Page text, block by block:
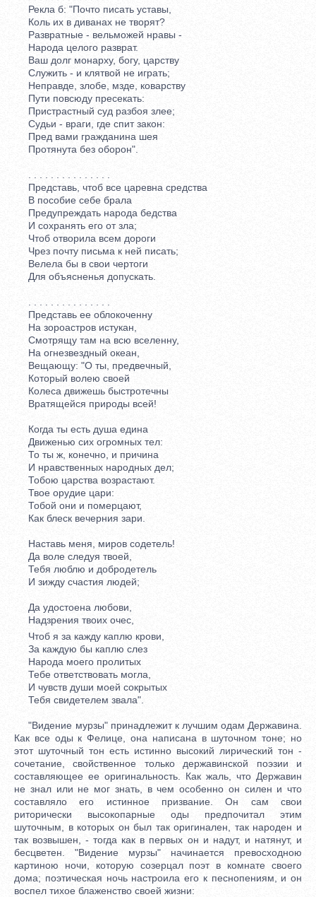
Рекла б: "Почто писать уставы,
Коль их в диванах не творят?
Развратные - вельможей нравы -
Народа целого разврат.
Ваш долг монарху, богу, царству
Служить - и клятвой не играть;
Неправде, злобе, мзде, коварству
Пути повсюду пресекать:
Пристрастный суд разбоя злее;
Судьи - враги, где спит закон:
Пред вами гражданина шея
Протянута без оборон".
Представь, чтоб все царевна средства
В пособие себе брала
Предупреждать народа бедства
И сохранять его от зла;
Чтоб отворила всем дороги
Чрез почту письма к ней писать;
Велела бы в свои чертоги
Для объясненья допускать.
Представь ее облокоченну
На зороастров истукан,
Смотрящу там на всю вселенну,
На огнезвездный океан,
Вещающу: "О ты, предвечный,
Который волею своей
Колеса движешь быстротечны
Вратящейся природы всей!
Когда ты есть душа едина
Движенью сих огромных тел:
То ты ж, конечно, и причина
И нравственных народных дел;
Тобою царства возрастают.
Твое орудие цари:
Тобой они и померцают,
Как блеск вечерния зари.
Наставь меня, миров содетель!
Да воле следуя твоей,
Тебя люблю и добродетель
И зижду счастия людей;
Да удостоена любови,
Надзрения твоих очес,
Чтоб я за кажду каплю крови,
За каждую бы каплю слез
Народа моего пролитых
Тебе ответствовать могла,
И чувств души моей сокрытых
Тебя свидетелем звала".
"Видение мурзы" принадлежит к лучшим одам Державина.
Как все оды к Фелице, она написана в шуточном тоне; но
этот шуточный тон есть истинно высокий лирический тон -
сочетание, свойственное только державинской поэзии и
составляющее ее оригинальность. Как жаль, что Державин
не знал или не мог знать, в чем особенно он силен и что
составляло его истинное призвание. Он сам свои
риторически высокопарные оды предпочитал этим
шуточным, в которых он был так оригинален, так народен и
так возвышен, - тогда как в первых он и надут, и натянут, и
бесцветен. "Видение мурзы" начинается превосходною
картиною ночи, которую созерцал поэт в комнате своего
дома; поэтическая ночь настроила его к песнопениям, и он
воспел тихое блаженство своей жизни: